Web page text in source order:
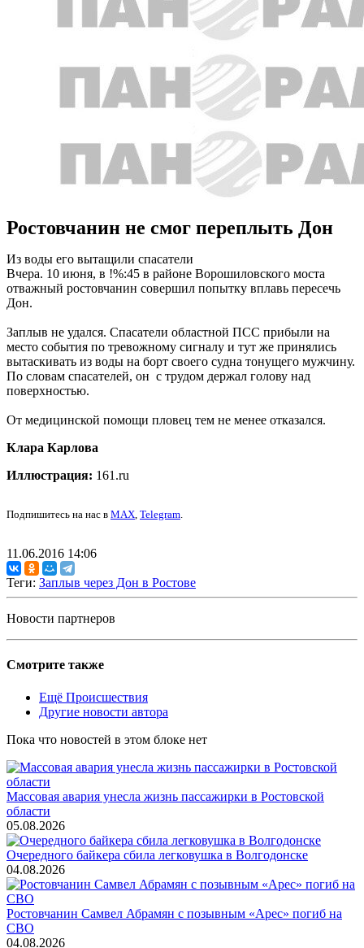
Ростовчанин не смог переплыть Дон
Из воды его вытащили спасатели
Вчера. 10 июня, в !%:45 в районе Ворошиловского моста
отважный ростовчанин совершил попытку вплавь пересечь
Дон.
Заплыв не удался. Спасатели областной ПСС прибыли на
место события по тревожному сигналу и тут же принялись
вытаскивать из воды на борт своего судна тонущего мужчину.
По словам спасателей, он с трудом держал голову над
поверхностью.
От медицинской помощи пловец тем не менее отказался.
Клара Карлова
Иллюстрация: 161.ru
Подпишитесь на нас в MAX, Telegram.
11.06.2016 14:06
Теги: Заплыв через Дон в Ростове
Новости партнеров
Смотрите также
Ещё Происшествия
Другие новости автора
Пока что новостей в этом блоке нет
Массовая авария унесла жизнь пассажирки в Ростовской
области
05.08.2026
Очередного байкера сбила легковушка в Волгодонске
04.08.2026
Ростовчанин Самвел Абрамян с позывным «Арес» погиб на
СВО
04.08.2026